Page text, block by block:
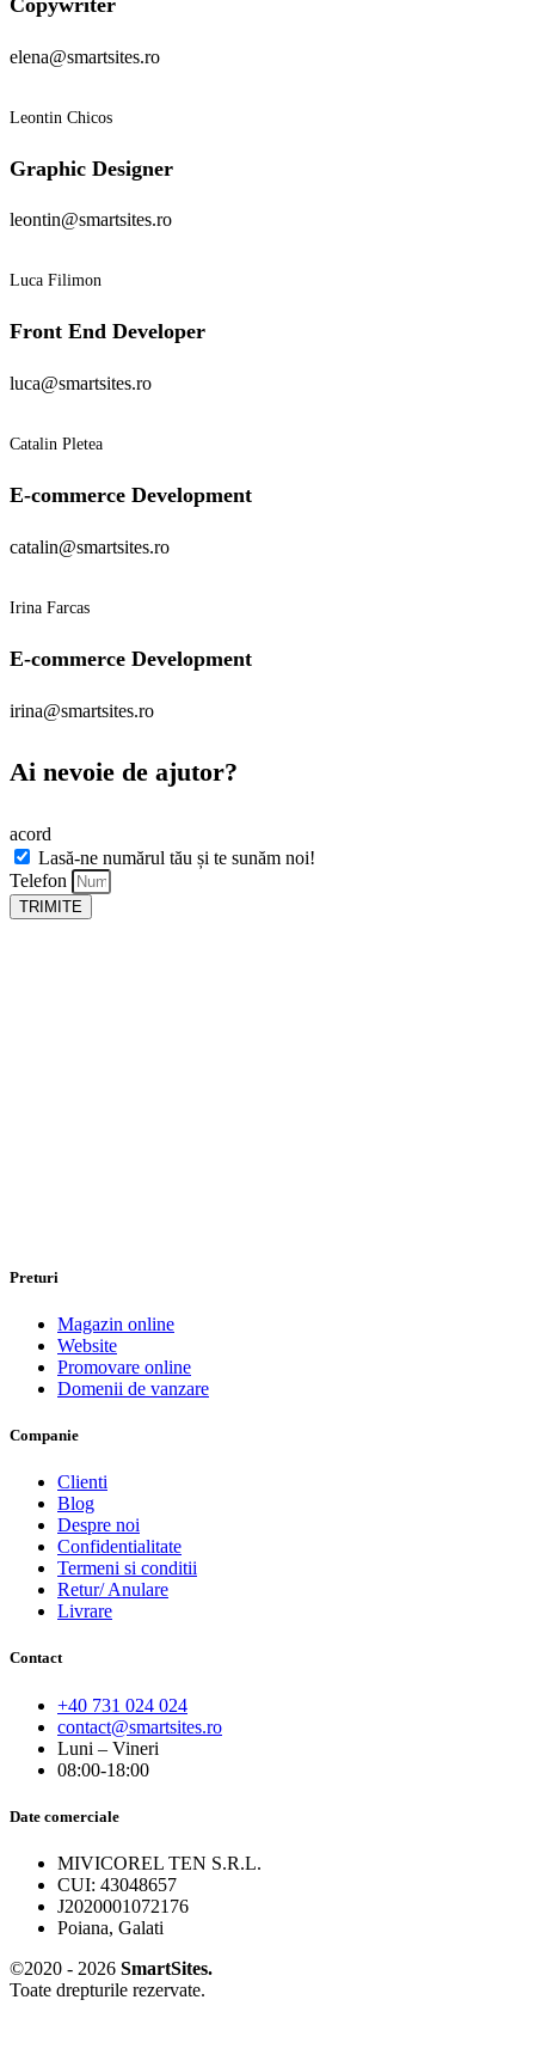
elena@smartsites.ro
Leontin Chicos
Graphic Designer
leontin@smartsites.ro
Luca Filimon
Front End Developer
luca@smartsites.ro
Catalin Pletea
E-commerce Development
catalin@smartsites.ro
Irina Farcas
E-commerce Development
irina@smartsites.ro
Ai nevoie de ajutor?
acord
Lasă-ne numărul tău și te sunăm noi!
Telefon
TRIMITE
Preturi
Magazin online
Website
Promovare online
Domenii de vanzare
Companie
Clienti
Blog
Despre noi
Confidentialitate
Termeni si conditii
Retur/ Anulare
Livrare
Contact
+40 731 024 024
contact@smartsites.ro
Luni – Vineri
08:00-18:00
Date comerciale
MIVICOREL TEN S.R.L.
CUI: 43048657
J2020001072176
Poiana, Galati
©2020 - 2026 SmartSites.
Toate drepturile rezervate.